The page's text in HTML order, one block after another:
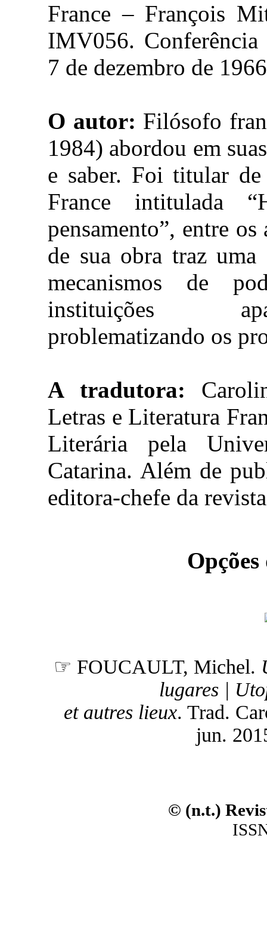
France – François
IMV056. Conferência
7 de dezembro de
O autor: Filósofo
1984) abordou em
e saber. Foi titular
France intitulada
pensamento”, entre
de sua obra traz
mecanismos de
instituições
problematizando os
A tradutora:
Letras e Literatura
Literária pela
Catarina. Além de
editora-chefe da
☞ FOUCAULT, Michel.
lugares |
et autres lieux. Trad.
jun.
© (n.t.)